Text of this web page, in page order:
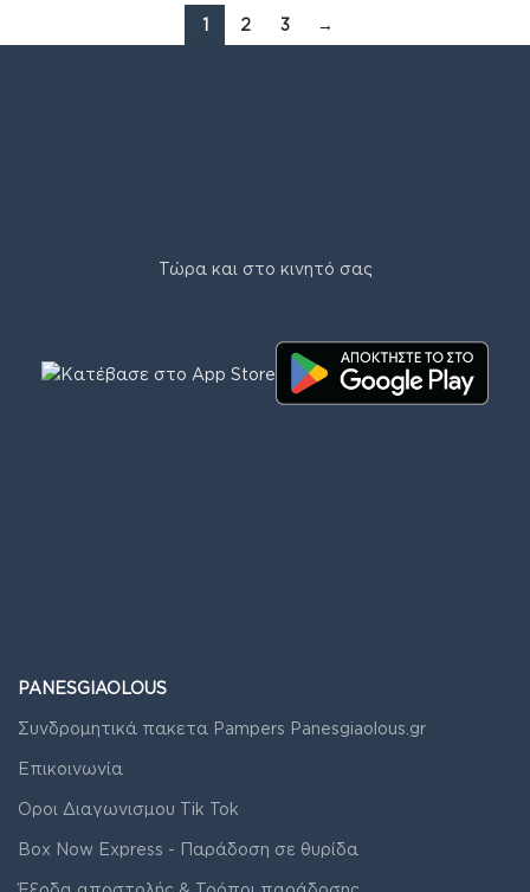
1 2 3 →
Τώρα και στο κινητό σας
PANESGIAOLOUS
Συνδρομητικά πακετα Pampers Panesgiaolous.gr
Επικοινωνία
Οροι Διαγωνισμου Tik Tok
Box Now Express - Παράδοση σε θυρίδα